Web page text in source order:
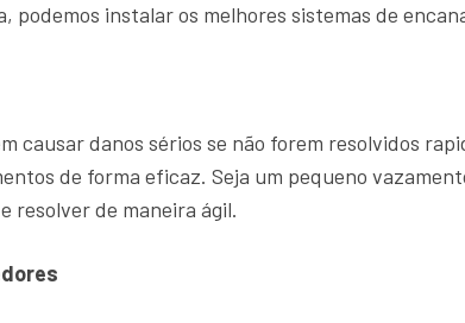
podemos instalar os melhores sistemas de
causar danos sérios se não forem resolvidos
de forma eficaz. Seja um pequeno
resolver de maneira ágil.